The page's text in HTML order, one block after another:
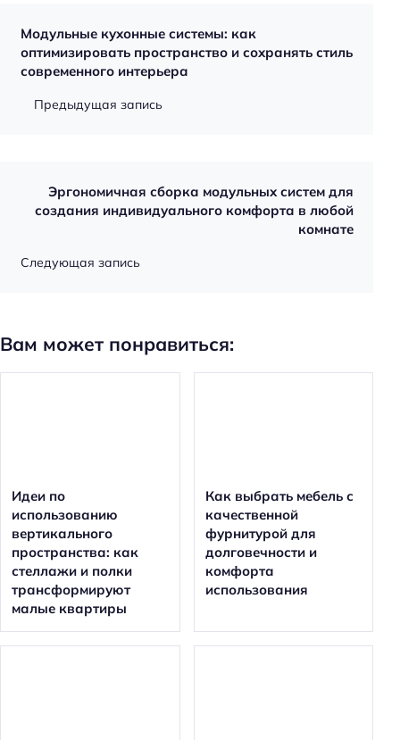
Модульные кухонные системы: как
оптимизировать пространство и сохранять стиль
современного интерьера
Предыдущая запись
Эргономичная сборка модульных систем для
создания индивидуального комфорта в любой
комнате
Следующая запись
Вам может понравиться:
Идеи по
использованию
вертикального
пространства: как
стеллажи и полки
трансформируют
малые квартиры
Как выбрать мебель с
качественной
фурнитурой для
долговечности и
комфорта
использования